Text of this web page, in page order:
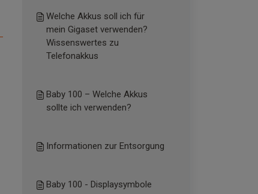
Welche Akkus soll ich für
mein Gigaset verwenden?
Wissenswertes zu
Telefonakkus
Baby 100 – Welche Akkus
sollte ich verwenden?
Informationen zur Entsorgung
Baby 100 - Displaysymbole